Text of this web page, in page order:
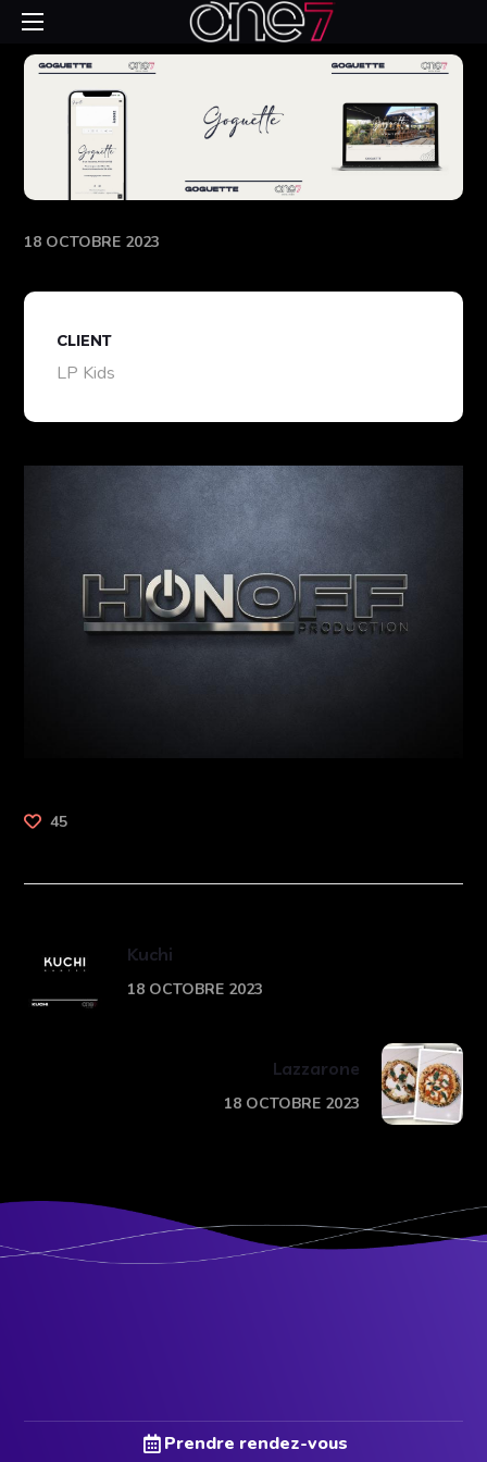
18 OCTOBRE 2023
CLIENT
LP Kids
45
Kuchi
18 OCTOBRE 2023
Lazzarone
18 OCTOBRE 2023
Prendre rendez-vous